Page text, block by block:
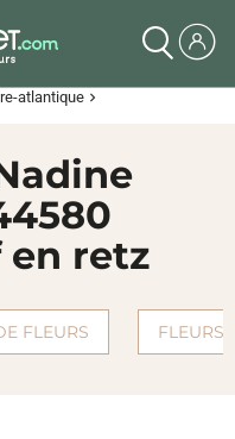
atlantique chevron_right
en retz
FLEURS FLEURS